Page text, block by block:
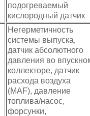
подогреваемый
кислородный датчик
Негерметичность
системы выпуска,
датчик абсолютного
давления во
коллекторе, датчик
расхода воздуха
(MAF), давление
топлива/насос,
форсунки,